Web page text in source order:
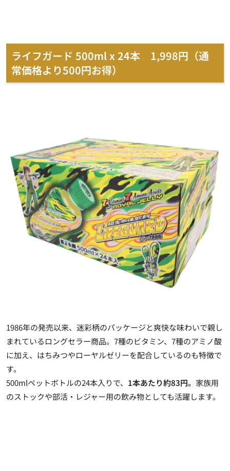
ライフガード 500ml x 24本 1,998円（通
常価格より500円お得）
1986年の発売以来、迷彩柄のパッケージと爽快な味わいで親し
まれているロングセラー商品。7種のビタミン、7種のアミノ酸
に加え、はちみつやローヤルゼリーを配合しているのも特徴で
す。
500mlペットボトルの24本入りで、 1本あたり約83円。 家族用
のストックや部活・レジャー用の飲み物としても活躍します。